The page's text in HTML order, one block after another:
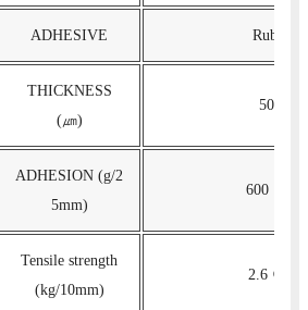
ADHESIVE Rubber
THICKNESS
(㎛)
50±5
ADHESION (g/2
5mm)
600 이상
Tensile strength
(kg/10mm)
2.6 이상